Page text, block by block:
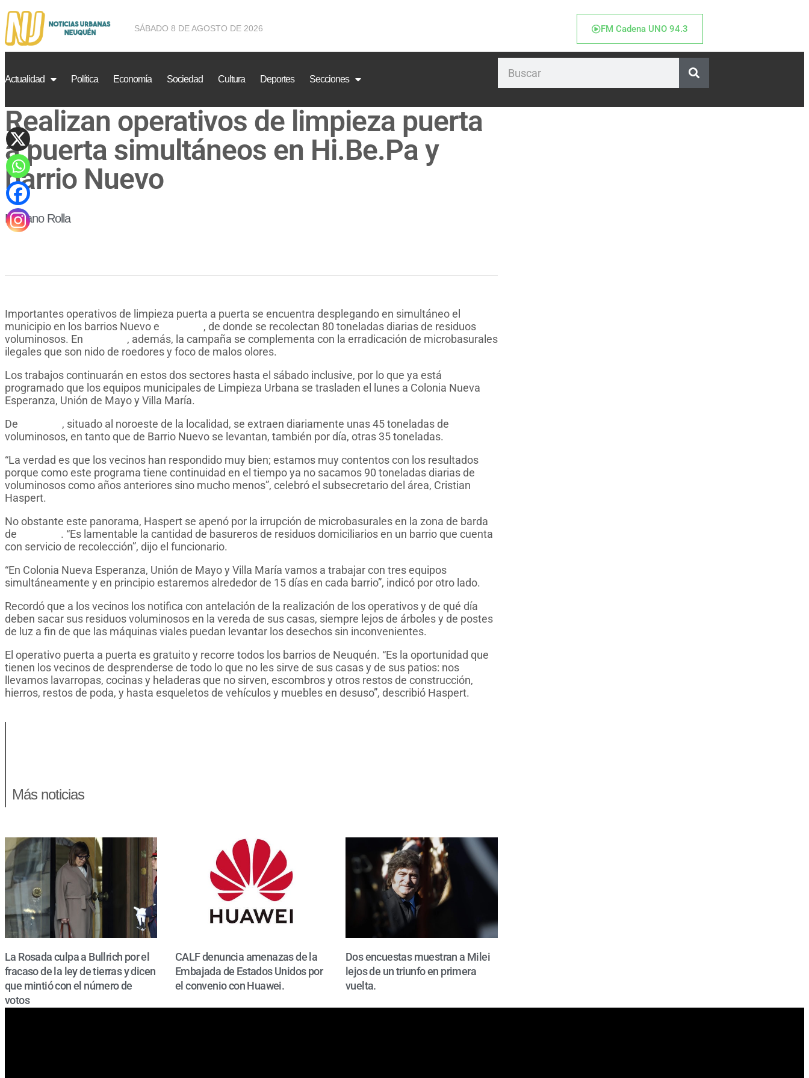
SÁBADO 8 DE AGOSTO DE 2026 FM Cadena UNO 94.3
Actualidad Política Economía Sociedad Cultura Deportes Secciones
Realizan operativos de limpieza puerta
a puerta simultáneos en Hi.Be.Pa y
barrio Nuevo
Mariano Rolla
Importantes operativos de limpieza puerta a puerta se encuentra desplegando en simultáneo el
municipio en los barrios Nuevo e
, de donde se recolectan 80 toneladas diarias de residuos
voluminosos. En
, además, la campaña se complementa con la erradicación de microbasurales
ilegales que son nido de roedores y foco de malos olores.
Los trabajos continuarán en estos dos sectores hasta el sábado inclusive, por lo que ya está
programado que los equipos municipales de Limpieza Urbana se trasladen el lunes a Colonia Nueva
Esperanza, Unión de Mayo y Villa María.
De
, situado al noroeste de la localidad, se extraen diariamente unas 45 toneladas de
voluminosos, en tanto que de Barrio Nuevo se levantan, también por día, otras 35 toneladas.
“La verdad es que los vecinos han respondido muy bien; estamos muy contentos con los resultados
porque como este programa tiene continuidad en el tiempo ya no sacamos 90 toneladas diarias de
voluminosos como años anteriores sino mucho menos”, celebró el subsecretario del área, Cristian
Haspert.
No obstante este panorama, Haspert se apenó por la irrupción de microbasurales en la zona de barda
de
. “Es lamentable la cantidad de basureros de residuos domiciliarios en un barrio que cuenta
con servicio de recolección”, dijo el funcionario.
“En Colonia Nueva Esperanza, Unión de Mayo y Villa María vamos a trabajar con tres equipos
simultáneamente y en principio estaremos alrededor de 15 días en cada barrio”, indicó por otro lado.
Recordó que a los vecinos los notifica con antelación de la realización de los operativos y de qué día
deben sacar sus residuos voluminosos en la vereda de sus casas, siempre lejos de árboles y de postes
de luz a fin de que las máquinas viales puedan levantar los desechos sin inconvenientes.
El operativo puerta a puerta es gratuito y recorre todos los barrios de Neuquén. “Es la oportunidad que
tienen los vecinos de desprenderse de todo lo que no les sirve de sus casas y de sus patios: nos
llevamos lavarropas, cocinas y heladeras que no sirven, escombros y otros restos de construcción,
hierros, restos de poda, y hasta esqueletos de vehículos y muebles en desuso”, describió Haspert.
Más noticias
La Rosada culpa a Bullrich por el
fracaso de la ley de tierras y dicen
que mintió con el número de
votos
CALF denuncia amenazas de la
Embajada de Estados Unidos por
el convenio con Huawei.
Dos encuestas muestran a Milei
lejos de un triunfo en primera
vuelta.